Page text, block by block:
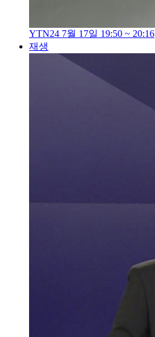
YTN24 7월 17일 19:50 ~ 20:16
재생